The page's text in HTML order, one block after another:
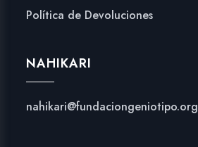
Política de Devoluciones
NAHIKARI
nahikari@fundaciongeniotipo.org